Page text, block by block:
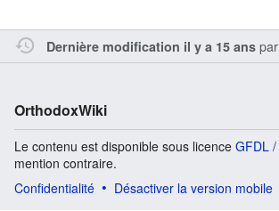
Dernière modification il y a 15 anspar
OrthodoxWiki
Le contenu est disponible sous licence GFDL
mention contraire.
Confidentialité
Désactiver la version mobile